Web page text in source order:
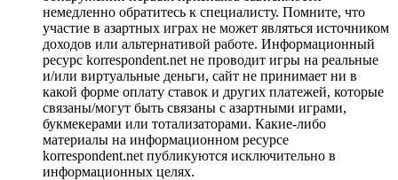
немедленно обратитесь к специалисту. Помните, что
участие в азартных играх не может являться источником
доходов или альтернативой работе. Информационный
ресурс korrespondent.net не проводит игры на реальные
и/или виртуальные деньги, сайт не принимает ни в
какой форме оплату ставок и других платежей, которые
связаны/могут быть связаны с азартными играми,
букмекерами или тотализаторами. Какие-либо
материалы на информационном ресурсе
korrespondent.net публикуются исключительно в
информационных целях.